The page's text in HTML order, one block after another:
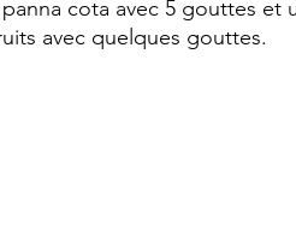
cota avec 5 gouttes et
avec quelques gouttes.